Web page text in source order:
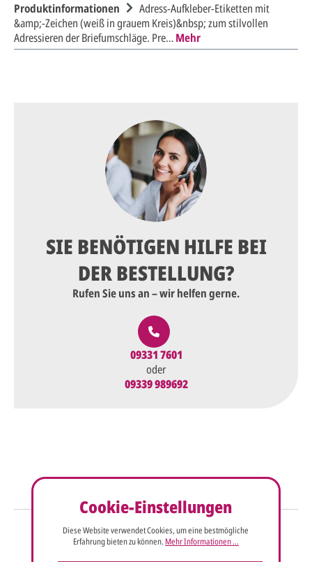
Produktinformationen
Adress-Aufkleber-Etiketten mit
&amp;-Zeichen (weiß in grauem Kreis)&nbsp; zum stilvollen
Adressieren der Briefumschläge. Pre…Mehr
SIE BENÖTIGEN HILFE BEI
DER BESTELLUNG?
Rufen Sie uns an – wir helfen gerne.
09331 7601
oder
09339 989692
So einfach geht's
Cookie-Einstellungen
Diese Website verwendet Cookies, um eine bestmögliche
Erfahrung bieten zu können. Mehr Informationen ...